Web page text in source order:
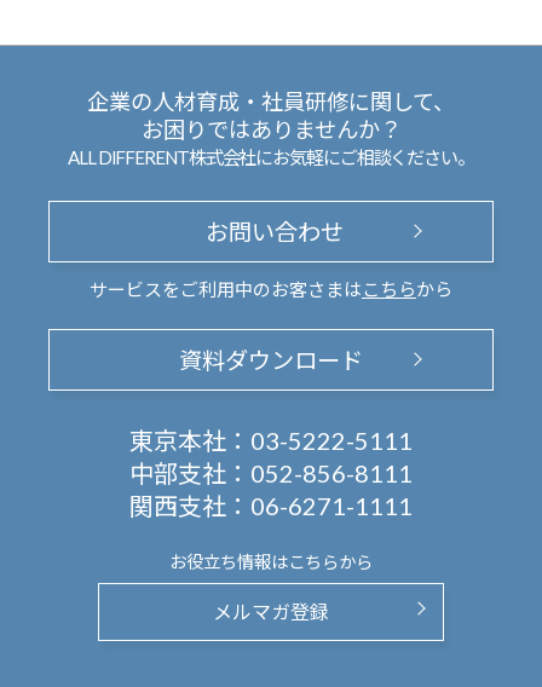
企業の人材育成・社員研修に関して、
お困りではありませんか？
ALL DIFFERENT株式会社にお気軽にご相談ください。
お問い合わせ
サービスをご利用中のお客さまは こちらから
資料ダウンロード
東京本社： 03-5222-5111
中部支社： 052-856-8111
関西支社： 06-6271-1111
お役立ち情報はこちらから
メルマガ登録